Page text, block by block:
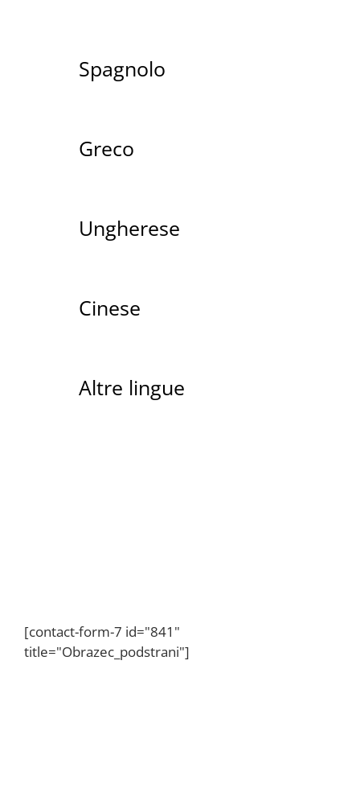
Spagnolo
Greco
Ungherese
Cinese
Altre lingue
[contact-form-7 id="841"
title="Obrazec_podstrani"]